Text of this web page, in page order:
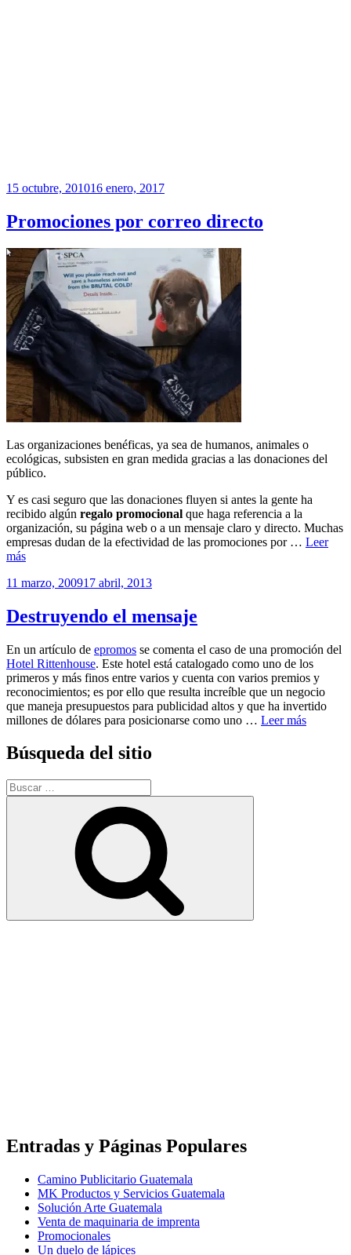
Publicado
15 octubre, 201016 enero, 2017
Promociones por correo directo
Las organizaciones benéficas, ya sea de humanos, animales o
ecológicas, subsisten en gran medida gracias a las donaciones del
público.
Y es casi seguro que las donaciones fluyen si antes la gente ha
recibido algún regalo promocional que haga referencia a la
organización, su página web o a un mensaje claro y directo. Muchas
empresas dudan de la efectividad de las promociones por … Leer
más
Publicado
11 marzo, 200917 abril, 2013
Destruyendo el mensaje
En un artículo de epromos se comenta el caso de una promoción del
Hotel Rittenhouse. Este hotel está catalogado como uno de los
primeros y más finos entre varios y cuenta con varios premios y
reconocimientos; es por ello que resulta increíble que un negocio
que maneja presupuestos para publicidad altos y que ha invertido
millones de dólares para posicionarse como uno … Leer más
Búsqueda del sitio
Buscar
por:
Entradas y Páginas Populares
Camino Publicitario Guatemala
MK Productos y Servicios Guatemala
Solución Arte Guatemala
Venta de maquinaria de imprenta
Promocionales
Un duelo de lápices